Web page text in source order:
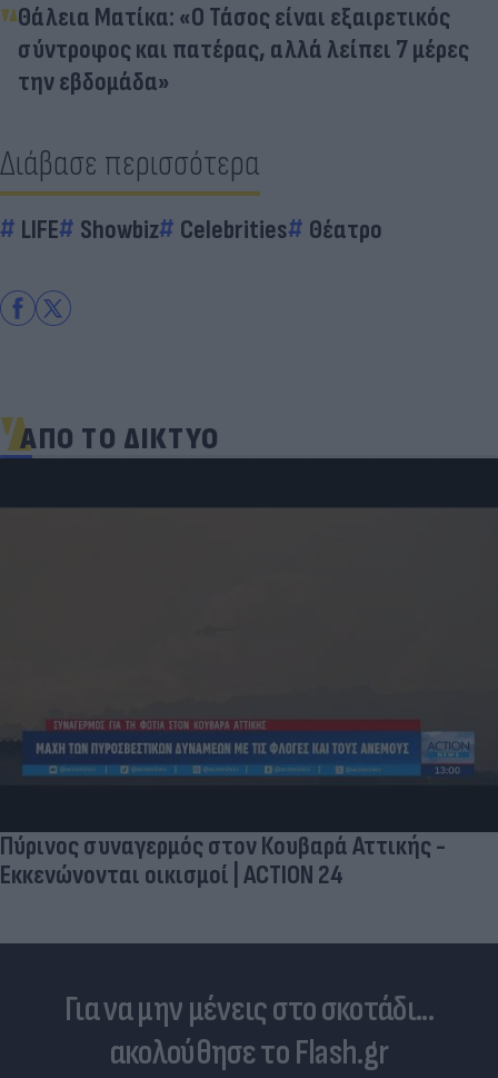
Θάλεια Ματίκα: «Ο Τάσος είναι εξαιρετικός
σύντροφος και πατέρας, αλλά λείπει 7 μέρες
την εβδομάδα»
Διάβασε περισσότερα
LIFE Showbiz Celebrities Θέατρο
ΑΠΟ ΤΟ ΔΙΚΤΥΟ
Πύρινος συναγερμός στον Κουβαρά Αττικής -
Εκκενώνονται οικισμοί | ACTION 24
Για να μην μένεις στο σκοτάδι...
ακολούθησε το Flash.gr